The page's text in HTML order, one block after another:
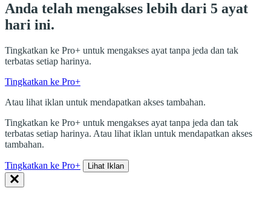
Anda telah mengakses lebih dari 5 ayat
hari ini.
Tingkatkan ke Pro+ untuk mengakses ayat tanpa jeda dan tak
terbatas setiap harinya.
Tingkatkan ke Pro+
Atau lihat iklan untuk mendapatkan akses tambahan.
Tingkatkan ke Pro+ untuk mengakses ayat tanpa jeda dan tak
terbatas setiap harinya. Atau lihat iklan untuk mendapatkan akses
tambahan.
Tingkatkan ke Pro+ Lihat Iklan